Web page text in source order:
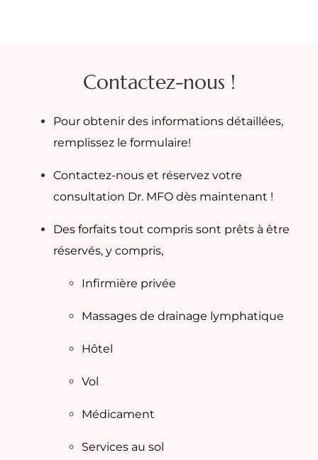
Contactez-nous !
Pour obtenir des informations détaillées,
remplissez le formulaire!
Contactez-nous et réservez votre
consultation Dr. MFO dès maintenant !
Des forfaits tout compris sont prêts à être
réservés, y compris,
Infirmière privée
Massages de drainage lymphatique
Hôtel
Vol
Médicament
Services au sol